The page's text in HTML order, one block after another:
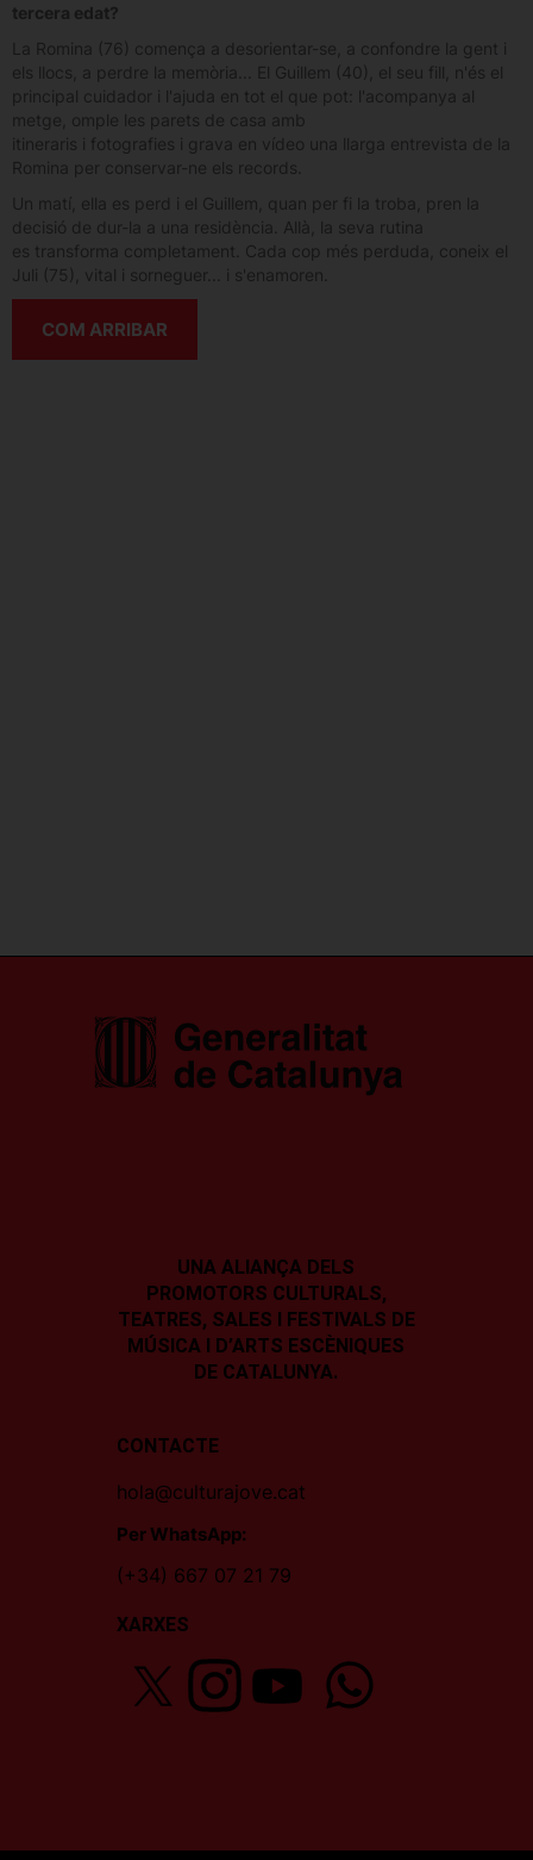
tercera edat?
La Romina (76) comença a desorientar-se, a confondre la gent i
els llocs, a perdre la memòria... El Guillem (40), el seu fill, n'és el
principal cuidador i l'ajuda en tot el que pot: l'acompanya al
metge, omple les parets de casa amb
itineraris i fotografies i grava en vídeo una llarga entrevista de la
Romina per conservar-ne els records.
Un matí, ella es perd i el Guillem, quan per fi la troba, pren la
decisió de dur-la a una residència. Allà, la seva rutina
es transforma completament. Cada cop més perduda, coneix el
Juli (75), vital i sorneguer... i s'enamoren.
COM ARRIBAR
UNA ALIANÇA DELS
PROMOTORS CULTURALS,
TEATRES, SALES I FESTIVALS DE
MÚSICA I D’ARTS ESCÈNIQUES
DE CATALUNYA.
CONTACTE
hola@culturajove.cat
Per WhatsApp:
(+34) 667 07 21 79
XARXES